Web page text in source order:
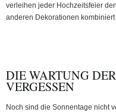
verleihen jeder Hochzeitsfeier
anderen Dekorationen
DIE WARTUNG
VERGESSEN
Noch sind die Sonnentage nicht